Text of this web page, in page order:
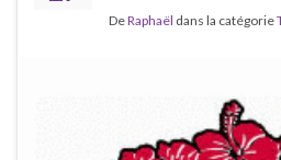
DeRaphaël dans la catégorie